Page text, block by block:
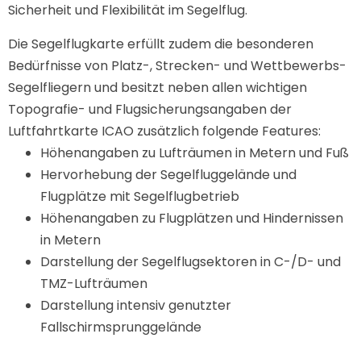
Sicherheit und Flexibilität im Segelflug.
Die Segelflugkarte erfüllt zudem die besonderen
Bedürfnisse von Platz-, Strecken- und Wettbewerbs-
Segelfliegern und besitzt neben allen wichtigen
Topografie- und Flugsicherungsangaben der
Luftfahrtkarte ICAO zusätzlich folgende Features:
Höhenangaben zu Lufträumen in Metern und Fuß
Hervorhebung der Segelfluggelände und
Flugplätze mit Segelflugbetrieb
Höhenangaben zu Flugplätzen und Hindernissen
in Metern
Darstellung der Segelflugsektoren in C-/D- und
TMZ-Lufträumen
Darstellung intensiv genutzter
Fallschirmsprunggelände